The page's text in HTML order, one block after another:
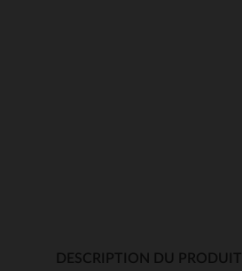
DESCRIPTION DU PRODUIT